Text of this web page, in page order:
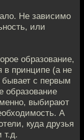
Не зависимо
или
образование,
в принципе (а не
бывает с первым
образование
выбирают
А
куда друзья
т.д.